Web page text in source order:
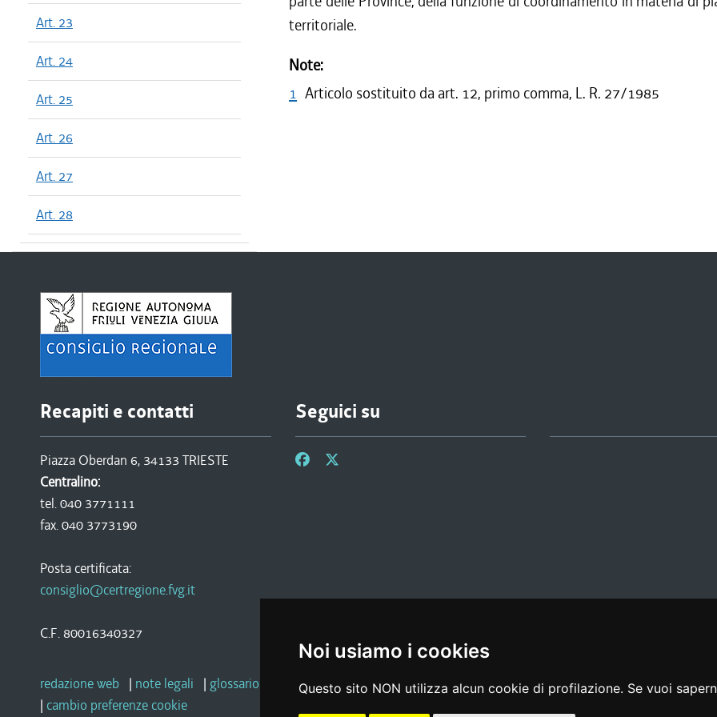
Noi usiamo i cookies
Questo sito NON utilizza alcun cookie di profilazione. Se vuoi
Art. 23
Art. 24
Art. 25
Art. 26
Art. 27
Art. 28
territoriale.
Note:
1 Articolo sostituito da art. 12, primo comma, L. R. 27/1985
Recapiti e contatti
Piazza Oberdan 6, 34133 TRIESTE
Centralino:
tel. 040 3771111
fax. 040 3773190
Posta certificata:
consiglio@certregione.fvg.it
C.F. 80016340327
Seguici su
redazione web | note legali | glossario privacy |social media policy | dichiarazione di accessibilità | feedback
| cambio preferenze cookie